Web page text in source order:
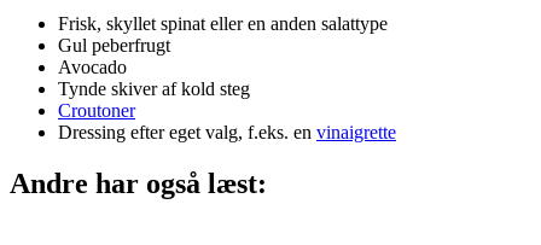
Frisk, skyllet spinat eller en anden salattype
Gul peberfrugt
Avocado
Tynde skiver af kold steg
Croutoner
Dressing efter eget valg, f.eks. en vinaigrette
Andre har også læst: